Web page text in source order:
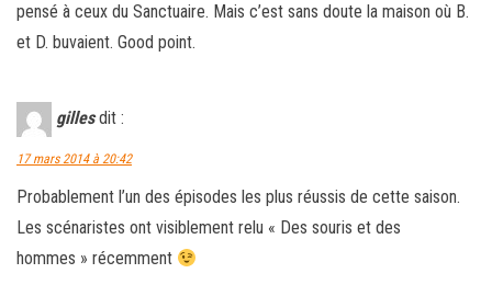
pensé à ceux du Sanctuaire. Mais c’est sans doute la maison où B.
et D. buvaient. Good point.
gilles dit :
17 mars 2014 à 20:42
Probablement l’un des épisodes les plus réussis de cette saison.
Les scénaristes ont visiblement relu « Des souris et des
hommes » récemment